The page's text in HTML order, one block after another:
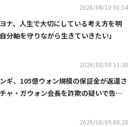
2026/08/10 01:54
ナ、人生で大切にしている考え方を明
分軸を守りながら生きていきたい」
2026/08/09 11:30
ギ、105億ウォン規模の保証金が返還さ
ャ・ガウォン会長を詐欺の疑いで告訴
2026/08/09 08:28